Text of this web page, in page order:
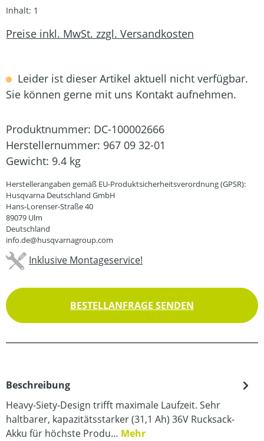
Inhalt: 1
Preise inkl. MwSt. zzgl. Versandkosten
Leider ist dieser Artikel aktuell nicht verfügbar.
Sie können gerne mit uns Kontakt aufnehmen.
Produktnummer: DC-100002666
Herstellernummer: 967 09 32-01
Gewicht: 9.4 kg
Herstellerangaben gemäß EU-Produktsicherheitsverordnung (GPSR):
Husqvarna Deutschland GmbH
Hans-Lorenser-Straße 40
89079 Ulm
Deutschland
info.de@husqvarnagroup.com
Inklusive Montageservice!
BESTELLANFRAGE SENDEN
Beschreibung
Heavy-Siety-Design trifft maximale Laufzeit. Sehr
haltbarer, kapazitätsstarker (31,1 Ah) 36V Rucksack-
Akku für höchste Produ… Mehr